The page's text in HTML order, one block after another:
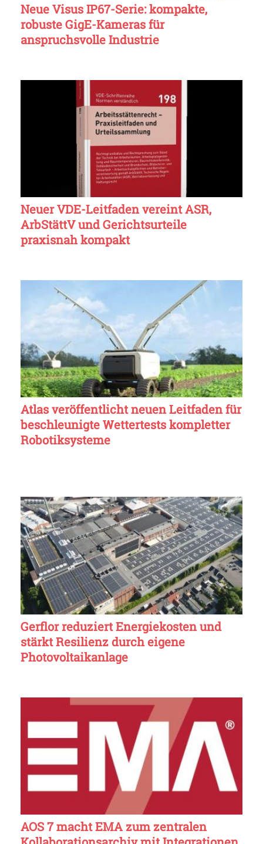
Neue Visus IP67-Serie: kompakte,
robuste GigE-Kameras für
anspruchsvolle Industrie
Neuer VDE-Leitfaden vereint ASR,
ArbStättV und Gerichtsurteile
praxisnah kompakt
Atlas veröffentlicht neuen Leitfaden für
beschleunigte Wettertests kompletter
Robotiksysteme
Gerflor reduziert Energiekosten und
stärkt Resilienz durch eigene
Photovoltaikanlage
AOS 7 macht EMA zum zentralen